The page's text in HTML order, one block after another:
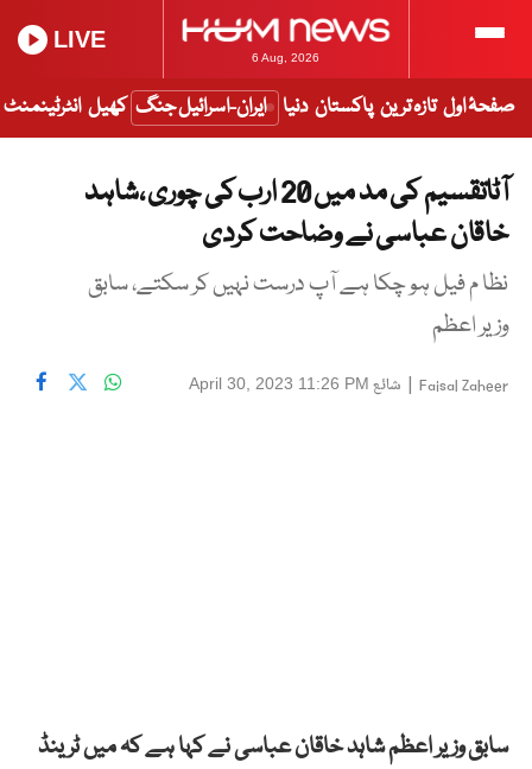
6 Aug, 2026
LIVE
صفحۂ اول تازہ ترین پاکستان دنیا ایران-اسرائیل جنگ کھیل انٹرٹینمنٹ
آٹاتقسیم کی مد میں 20 ارب کی چوری ،شاہد
خاقان عباسی نے وضاحت کردی
نظا م فیل ہو چکا ہے آپ درست نہیں کر سکتے، سابق
وزیر اعظم
Faisal Zaheer
| شائع April 30, 2023 11:26 PM
سابق وزیر اعظم شاہد خاقان عباسی نے کہا ہے کہ میں ٹرینڈ